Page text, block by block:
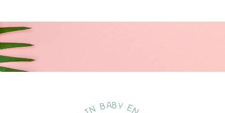
Het schild is gemaakt van 100% voedselveilig materiaal.
Volledig vrij van BPA, PVC en ftalaten.
Omdat natuurrubberlatex een natuurlijk materiaal is, kunnen er